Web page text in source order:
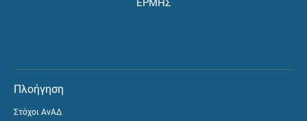
ΕΡΜΗΣ
Πλοήγηση
Στόχοι ΑνΑΔ